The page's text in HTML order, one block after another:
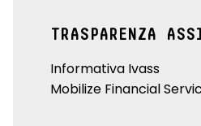
TRASPARENZA
Informativa Ivass
Mobilize Financial